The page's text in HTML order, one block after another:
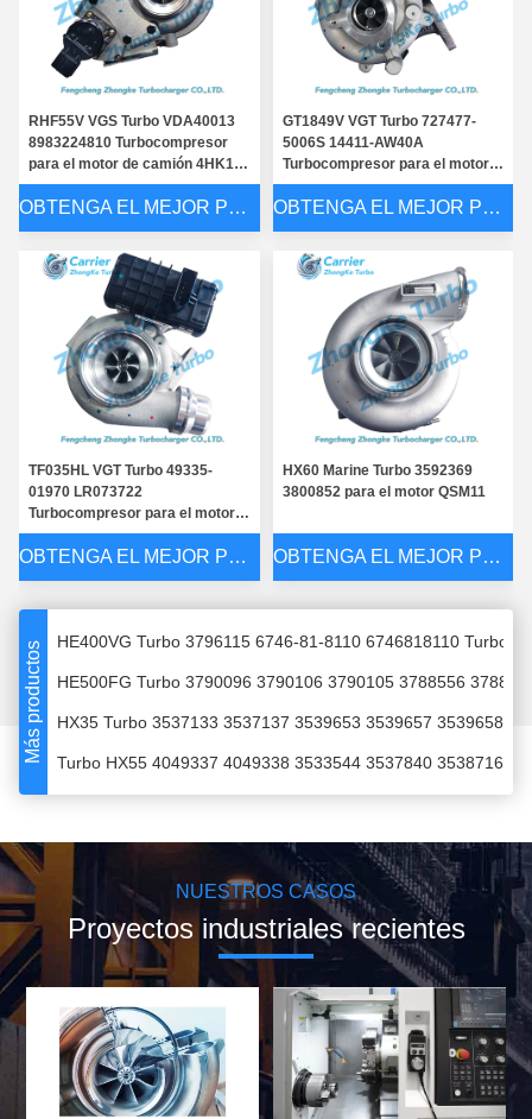
RHF55V VGS Turbo VDA40013
8983224810 Turbocompresor
para el motor de camión 4HK1-
TCC
OBTENGA EL MEJOR PRECIO
GT1849V VGT Turbo 727477-
5006S 14411-AW40A
Turbocompresor para el motor
X-Trail Primera YD22
OBTENGA EL MEJOR PRECIO
TF035HL VGT Turbo 49335-
01970 LR073722
Turbocompresor para el motor
Velar Ingenium AJ200D
OBTENGA EL MEJOR PRECIO
HX60 Marine Turbo 3592369
3800852 para el motor QSM11
OBTENGA EL MEJOR PRECIO
Más productos
T04E55 Turbo 466721-5007S 466721-0007 466721-0016
T04E55 Turbo 730505-5002S 730505-0001 730505-0002
TA4502 Turbo 466617-5011S 466617-0011 466617-0009
GT42 Turbo 701139-5001S 701139-0001 701139-9001
4LF302 Turbo 315792 183200 7N2515 0R5804
4LE556 Turbo 185605 185308 485308 631GC5103
HE300VG Turbo 3781662 3781665 Turbocharger For
HE400VG Turbo 3796115 6746-81-8110 6746818110
HE500FG Turbo 3790096 3790106 3790105 3788556
HX35 Turbo 3537133 3537137 3539653 3539657 3539658
Turbo HX55 4049337 4049338 3533544 3537840 3538716
Turbo HX55 3590044 1080237R 178923 198382D 2834419
TA45 Turbo 710223-5002S 710223-0001 65.09100-7051
T04E55 Turbo 730505-5001S 730505-0001 730505-0002
HX40W Turbo 4046292 4033140H 65091007139
RHC7J Turbo VB250098 VA250098 VB250098 Turbocharger
HX35 Turbo 3539679 3591461 3593185 3539678 4033596
T04E55 Turbo 466721-5007S 466721-0007 466721-0016
NUESTROS CASOS
Proyectos industriales recientes